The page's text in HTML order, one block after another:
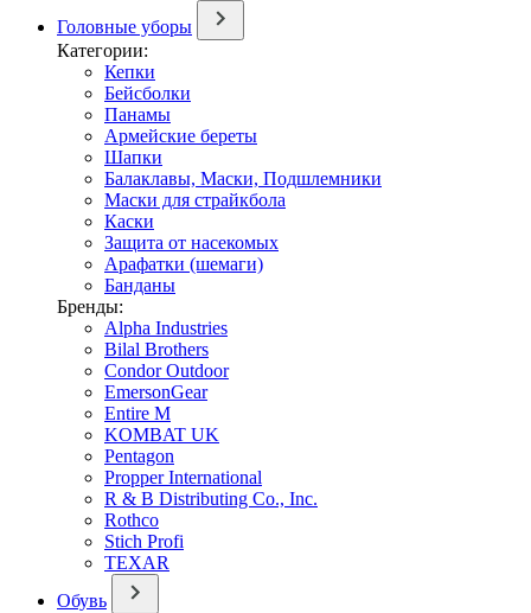
Головные уборы
Категории:
Кепки
Бейсболки
Панамы
Армейские береты
Шапки
Балаклавы, Маски, Подшлемники
Маски для страйкбола
Каски
Защита от насекомых
Арафатки (шемаги)
Банданы
Бренды:
Alpha Industries
Bilal Brothers
Condor Outdoor
EmersonGear
Entire M
KOMBAT UK
Pentagon
Propper International
R & B Distributing Co., Inc.
Rothco
Stich Profi
TEXAR
Обувь